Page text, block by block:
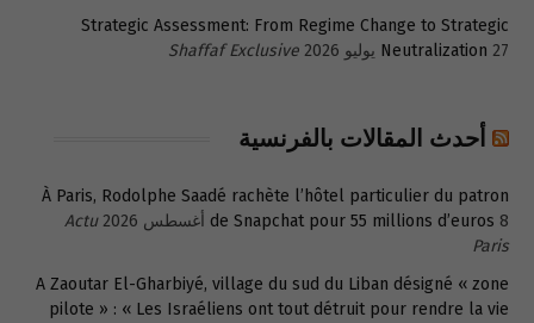
Strategic Assessment: From Regime Change to Strategic
Neutralization 27 يوليو 2026 Shaffaf Exclusive
أحدث المقالات بالفرنسية
À Paris, Rodolphe Saadé rachète l’hôtel particulier du patron
de Snapchat pour 55 millions d’euros 8 أغسطس 2026
Actu
Paris
A Zaoutar El-Gharbiyé, village du sud du Liban désigné « zone
pilote » : « Les Israéliens ont tout détruit pour rendre la vie